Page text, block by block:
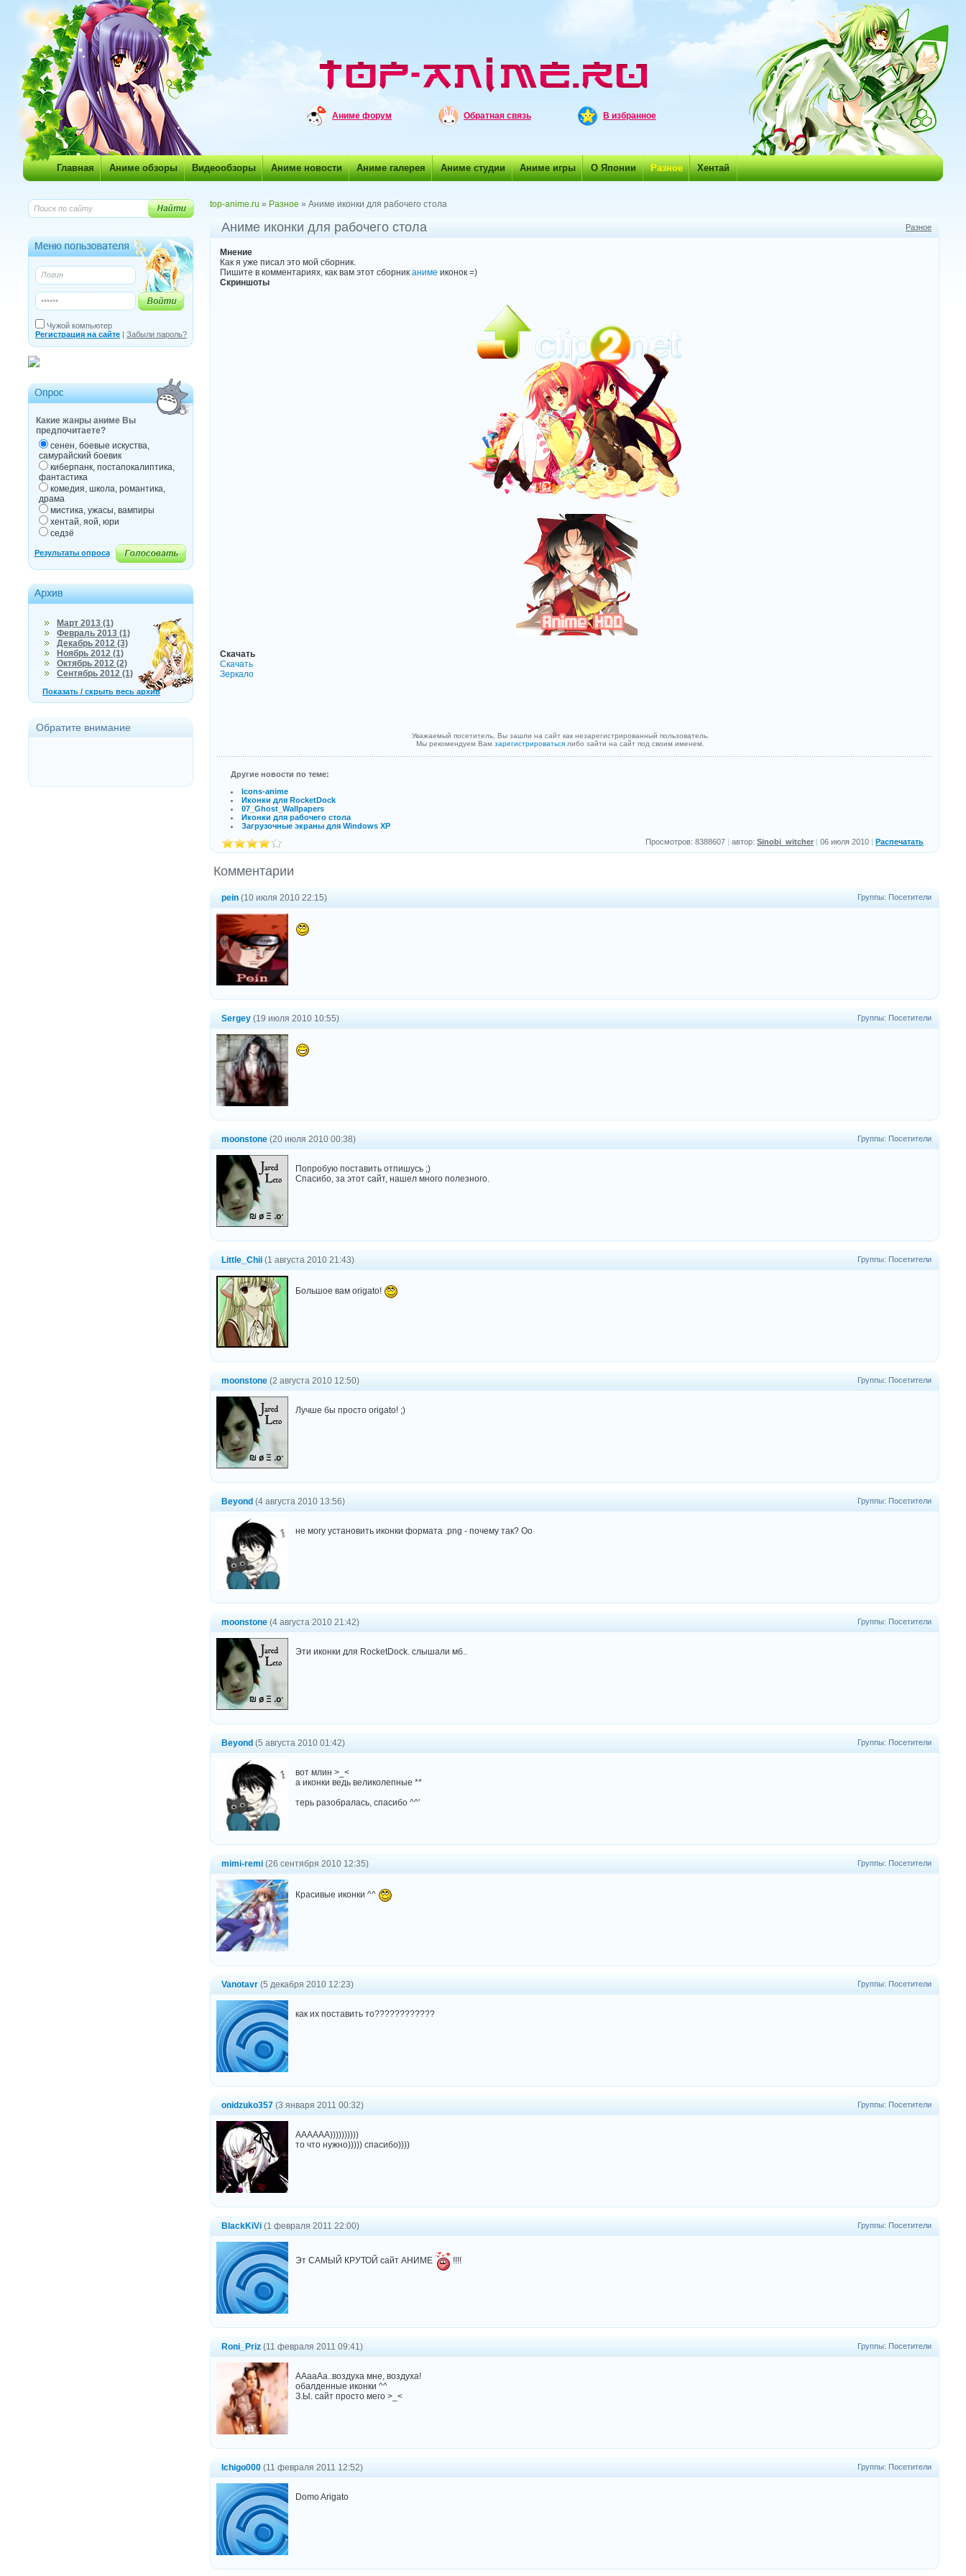
Аниме форум Обратная связь В избранное
Главная Аниме обзоры Видеообзоры Аниме новости Аниме галерея Аниме студии Аниме игры О Японии Разное Хентай
top-anime.ru » Разное » Аниме иконки для рабочего стола
Аниме иконки для рабочего стола Разное
Мнение
Как я уже писал это мой сборник.
Пишите в комментариях, как вам этот сборник аниме иконок =)
Скриншоты
Скачать
Скачать
Зеркало
Уважаемый посетитель, Вы зашли на сайт как незарегистрированный пользователь.
Мы рекомендуем Вамзарегистрироваться либо зайти на сайт под своим именем.
Другие новости по теме:
Icons-anime
Иконки для RocketDock
07_Ghost_Wallpapers
Иконки для рабочего стола
Загрузочные экраны для Windows ХР
Просмотров: 8388607 | автор: Sinobi_witcher | 06 июля 2010 | Распечатать
Комментарии
pein (10 июля 2010 22:15) Группы: Посетители
Sergey (19 июля 2010 10:55) Группы: Посетители
moonstone (20 июля 2010 00:38) Группы: Посетители
Попробую поставить отпишусь ;)
Спасибо, за этот сайт, нашел много полезного.
Little_Chii (1 августа 2010 21:43) Группы: Посетители
Большое вам origato!
moonstone (2 августа 2010 12:50) Группы: Посетители
Лучше бы просто origato! ;)
Beyond (4 августа 2010 13:56) Группы: Посетители
не могу установить иконки формата .png - почему так? Оо
moonstone (4 августа 2010 21:42) Группы: Посетители
Эти иконки для RocketDock. слышали мб..
Beyond (5 августа 2010 01:42) Группы: Посетители
вот млин >_<
а иконки ведь великолепные **
терь разобралась, спасибо ^^'
mimi-remi (26 сентября 2010 12:35) Группы: Посетители
Красивые иконки ^^
Vanotavr (5 декабря 2010 12:23) Группы: Посетители
как их поставить то????????????
onidzuko357 (3 января 2011 00:32) Группы: Посетители
АААААА))))))))))
то что нужно))))) спасибо))))
BlackKiVi (1 февраля 2011 22:00) Группы: Посетители
Эт САМЫЙ КРУТОЙ сайт АНИМЕ !!!!
Roni_Priz (11 февраля 2011 09:41) Группы: Посетители
ААааАа..воздуха мне, воздуха!
обалденные иконки ^^
З.Ы. сайт просто мего >_<
Ichigo000 (11 февраля 2011 12:52) Группы: Посетители
Domo Arigato
Чужой компьютер
Регистрация на сайте | Забыли пароль?
Какие жанры аниме Вы
предпочитаете?
сенен, боевые искуства,
самурайский боевик
киберпанк, постапокалиптика,
фантастика
комедия, школа, романтика,
драма
мистика, ужасы, вампиры
хентай, яой, юри
седзё
Март 2013 (1)
Февраль 2013 (1)
Декабрь 2012 (3)
Ноябрь 2012 (1)
Октябрь 2012 (2)
Сентябрь 2012 (1)
Показать / скрыть весь архив
Обратите внимание